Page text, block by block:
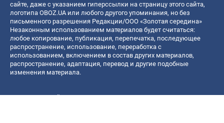
сайте, даже с указанием гиперссылки на страницу этого сайта,
логотипа OBOZ.UA или любого другого упоминания, но без
письменного разрешения Редакции/ООО «Золотая середина»
Незаконным использованием материалов будет считаться:
любое копирование, публикация, перепечатка, последующее
распространение, использование, переработка с
использованием, включением в состав других материалов,
распространение, адаптация, перевод и другие подобные
изменения материала.
Название онлайн медиа — «OBOZ.UA»